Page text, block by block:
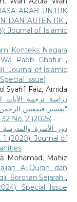
ARAB UNTUK
DAN AUTENTIK ,
Journal of Islamic
Konteks Negara
Rabb Ghafur ,
Journal of Islamic
Issue)
Syafif Faiz, Arnida
دراسة ترجمة الآيات
"تفسير فيمفينن
32 No. 2 (2025)
دور الأسرة والمدرسة
1 (2020): Journal of
Mohamad, Mahiz
Al-Quran dan
Sorotan Sejarah ,
Special Issue